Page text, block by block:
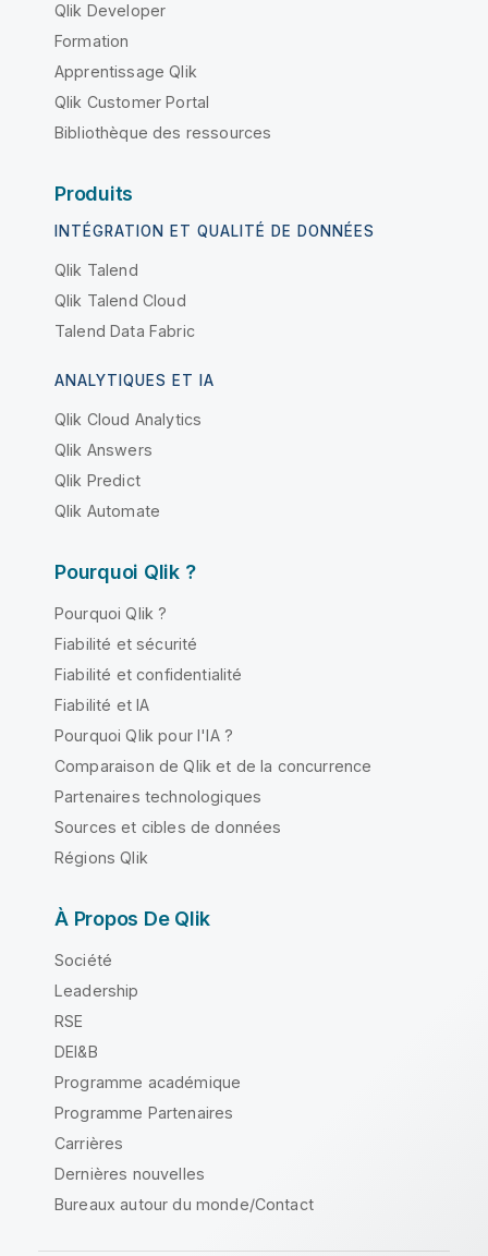
Qlik Developer
Formation
Apprentissage Qlik
Qlik Customer Portal
Bibliothèque des ressources
Produits
INTÉGRATION ET QUALITÉ DE DONNÉES
Qlik Talend
Qlik Talend Cloud
Talend Data Fabric
ANALYTIQUES ET IA
Qlik Cloud Analytics
Qlik Answers
Qlik Predict
Qlik Automate
Pourquoi Qlik ?
Pourquoi Qlik ?
Fiabilité et sécurité
Fiabilité et confidentialité
Fiabilité et IA
Pourquoi Qlik pour l'IA ?
Comparaison de Qlik et de la concurrence
Partenaires technologiques
Sources et cibles de données
Régions Qlik
À Propos De Qlik
Société
Leadership
RSE
DEI&B
Programme académique
Programme Partenaires
Carrières
Dernières nouvelles
Bureaux autour du monde/Contact